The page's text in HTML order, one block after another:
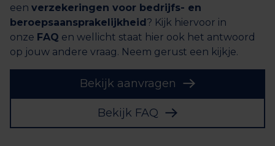
een verzekeringen voor bedrijfs- en
beroepsaansprakelijkheid? Kijk hiervoor in
onze FAQ en wellicht staat hier ook het antwoord
op jouw andere vraag. Neem gerust een kijkje.
Bekijk aanvragen
Bekijk FAQ